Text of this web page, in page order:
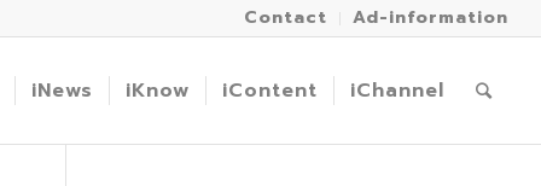
Contact Ad-information
iNews iKnow iContent iChannel